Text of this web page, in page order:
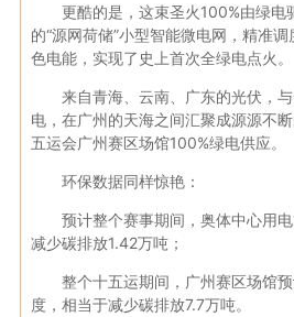
更酷的是，这束圣火100%由绿电
的“源网荷储”小型智能微电网，精准
色电能，实现了史上首次全绿电点火。
来自青海、云南、广东的光伏，
电，在广州的天海之间汇聚成源源不
五运会广州赛区场馆100%绿电供应。
环保数据同样惊艳：
预计整个赛事期间，奥体中心用
减少碳排放1.42万吨；
整个十五运期间，广州赛区场馆
度，相当于减少碳排放7.7万吨。